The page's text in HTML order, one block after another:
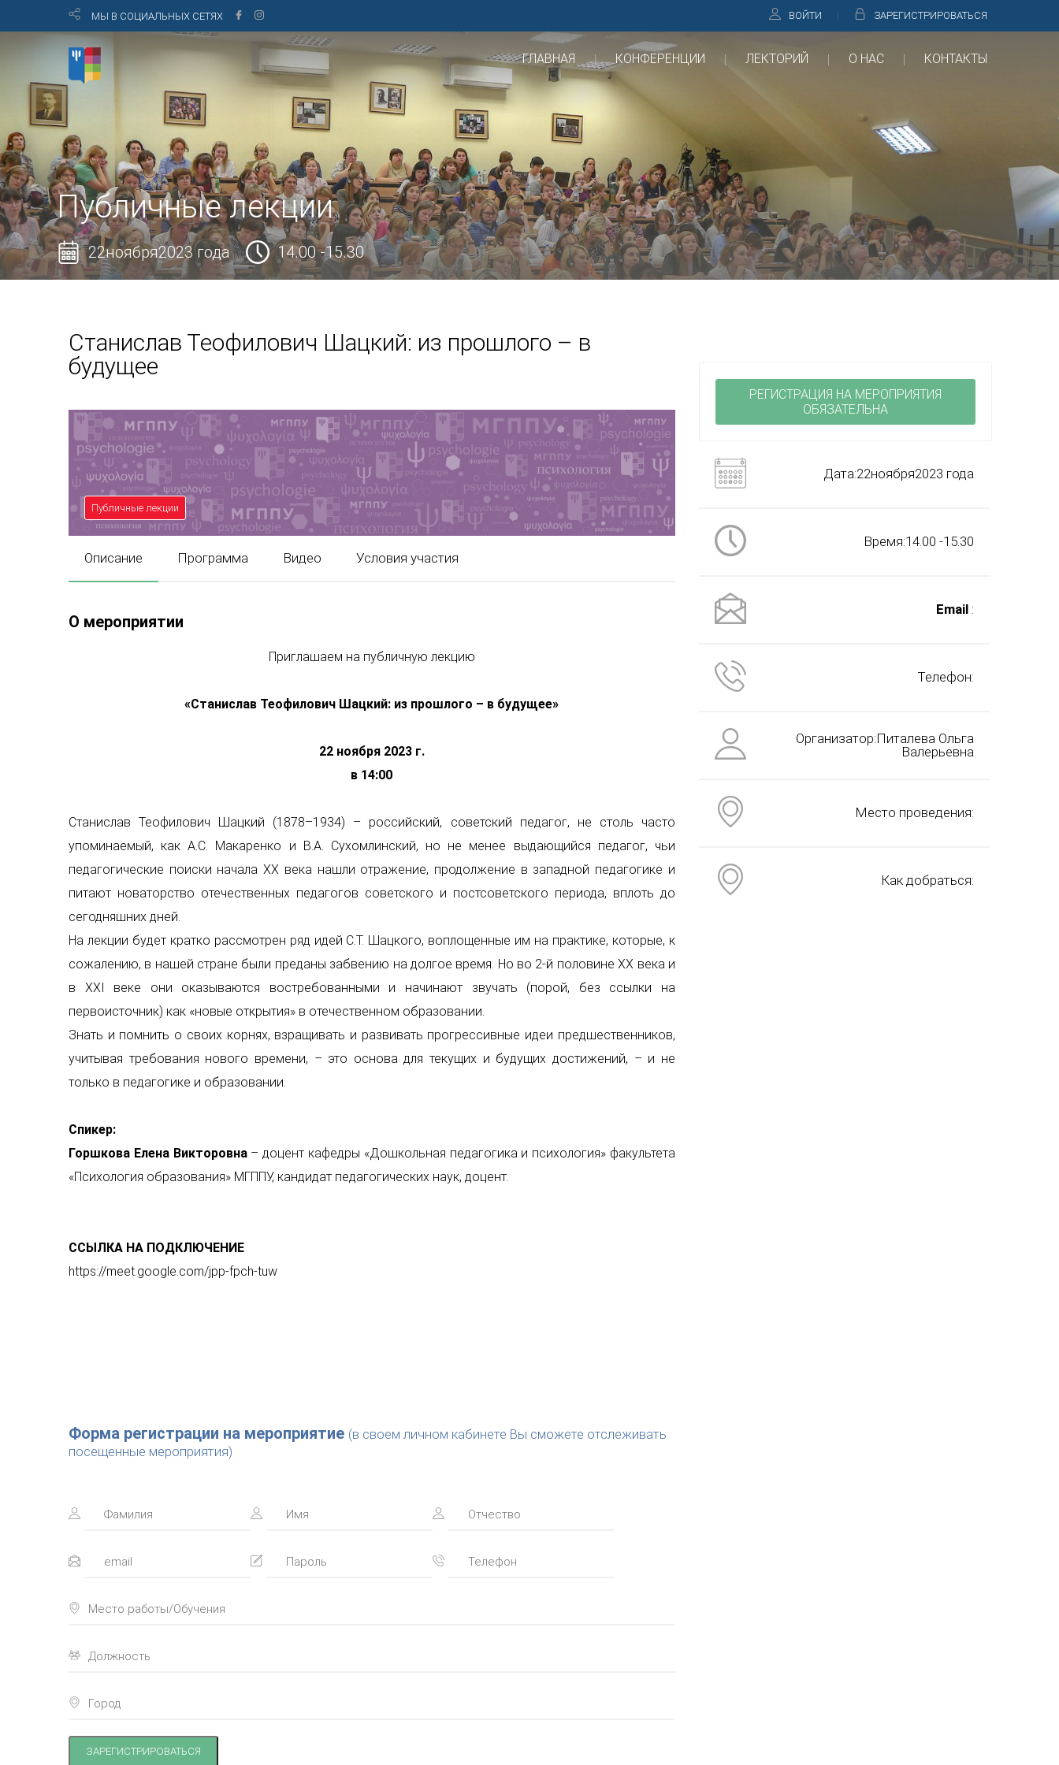
МЫ В СОЦИАЛЬНЫХ СЕТЯХ ВОЙТИ ЗАРЕГИСТРИРОВАТЬСЯ
ГЛАВНАЯ КОНФЕРЕНЦИИ ЛЕКТОРИЙ О НАС КОНТАКТЫ
Публичные лекции
22ноября2023 года 14.00 -15.30
Станислав Теофилович Шацкий: из прошлого – в
будущее
Публичные лекции
Описание Программа Видео Условия участия
О мероприятии
Приглашаем на публичную лекцию
«Станислав Теофилович Шацкий: из прошлого – в будущее»
22 ноября 2023 г.
в 14:00
Станислав Теофилович Шацкий (1878–1934) – российский, советский педагог, не столь часто
упоминаемый, как А.С. Макаренко и В.А. Сухомлинский, но не менее выдающийся педагог, чьи
педагогические поиски начала ХХ века нашли отражение, продолжение в западной педагогике и
питают новаторство отечественных педагогов советского и постсоветского периода, вплоть до
сегодняшних дней.
На лекции будет кратко рассмотрен ряд идей С.Т. Шацкого, воплощенные им на практике, которые, к
сожалению, в нашей стране были преданы забвению на долгое время. Но во 2-й половине ХХ века и
в XXI веке они оказываются востребованными и начинают звучать (порой, без ссылки на
первоисточник) как «новые открытия» в отечественном образовании.
Знать и помнить о своих корнях, взращивать и развивать прогрессивные идеи предшественников,
учитывая требования нового времени, – это основа для текущих и будущих достижений, – и не
только в педагогике и образовании.
Спикер:
Горшкова Елена Викторовна– доцент кафедры «Дошкольная педагогика и психология» факультета
«Психология образования» МГППУ, кандидат педагогических наук, доцент.
ССЫЛКА НА ПОДКЛЮЧЕНИЕ
https://meet.google.com/jpp-fpch-tuw
Форма регистрации на мероприятие (в своем личном кабинете Вы сможете отслеживать
посещенные мероприятия)
ЗАРЕГИСТРИРОВАТЬСЯ
РЕГИСТРАЦИЯ НА МЕРОПРИЯТИЯ
ОБЯЗАТЕЛЬНА
Дата:22ноября2023 года
Время:14.00 -15.30
Email :
Телефон:
Организатор:Питалева Ольга
Валерьевна
Место проведения:
Как добраться: